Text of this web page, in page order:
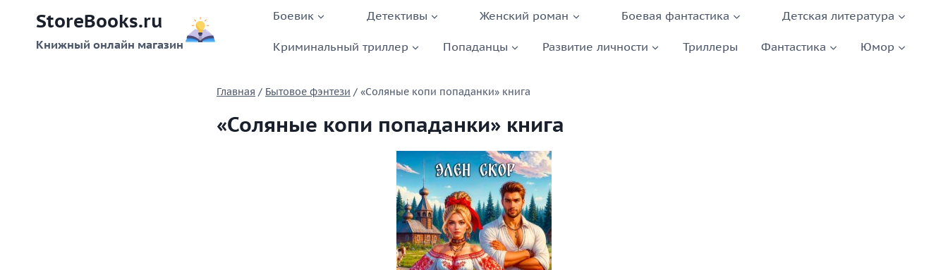
содержимому
StoreBooks.ru
Книжный онлайн магазин
Боевик Детективы Женский роман Боевая фантастика Детская литература
Криминальный триллер Попаданцы Развитие личности Триллеры Фантастика Юмор
Главная / Бытовое фэнтези / «Соляные копи попаданки» книга
«Соляные копи попаданки» книга